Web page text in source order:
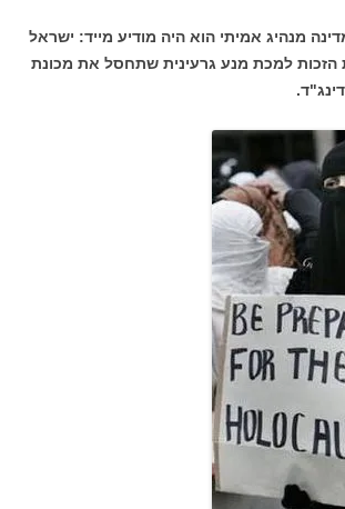
מנהיג אמיתי הוא היה מודיע מייד: ישראל
למכת מנע גרעינית שתחסל את מכונת